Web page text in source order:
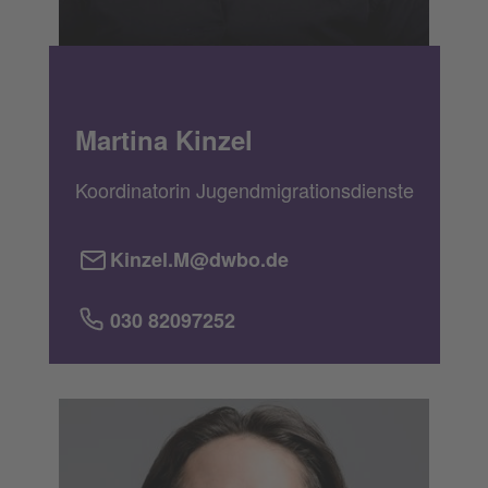
Martina Kinzel
Koordinatorin Jugendmigrationsdienste
Kinzel.M@dwbo.de
030 82097252